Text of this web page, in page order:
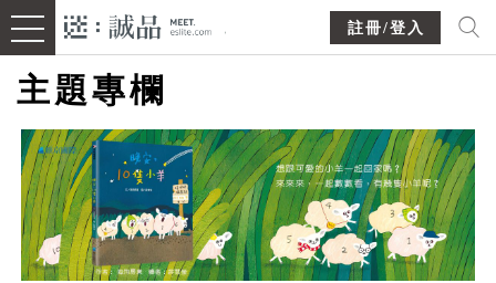
註冊/登入
主題專欄